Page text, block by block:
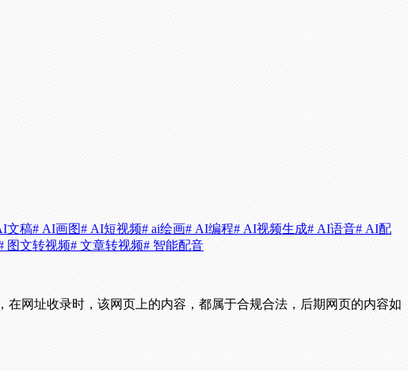
文稿# AI画图# AI短视频# ai绘画# AI编程# AI视频生成# AI语音# AI配
图文转视频# 文章转视频# 智能配音
网址收录时，该网页上的内容，都属于合规合法，后期网页的内容如